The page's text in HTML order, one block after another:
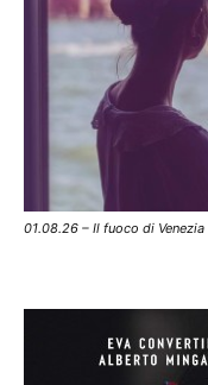
01.08.26 – Il fuoco di Venezia